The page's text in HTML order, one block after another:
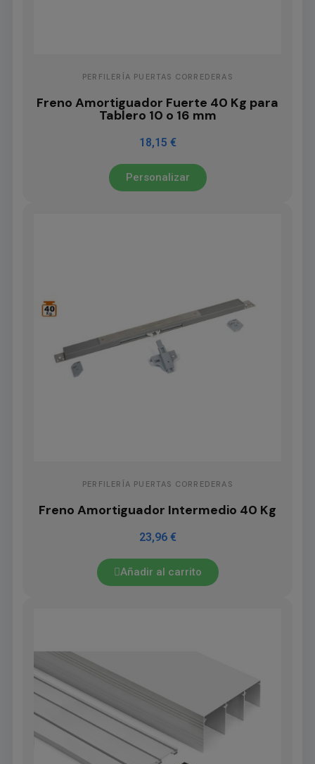
PERFILERÍA PUERTAS CORREDERAS
Freno Amortiguador Fuerte 40 Kg para
Tablero 10 o 16 mm
18,15 €
Personalizar
PERFILERÍA PUERTAS CORREDERAS
Freno Amortiguador Intermedio 40 Kg
23,96 €
Añadir al carrito